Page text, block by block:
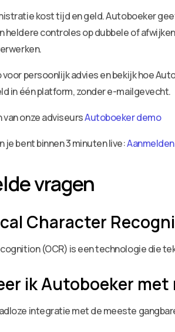
kost tijd en geld. Autoboeker
heldere controles op dubbele of
voor persoonlijk advies en bekijk hoe
in één platform, zonder e-mailgevecht.
onze adviseursAutoboeker demo
je bent binnen 3 minuten live:Aanmelden
vragen
Character
(OCR) is een technologie die
ik Autoboeker
integratie met de meeste